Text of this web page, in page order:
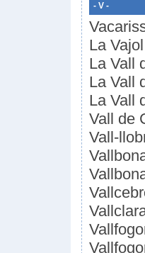
- V -
La Vajol
La Vall
La Vall
La Vall
Vall de
Vall-